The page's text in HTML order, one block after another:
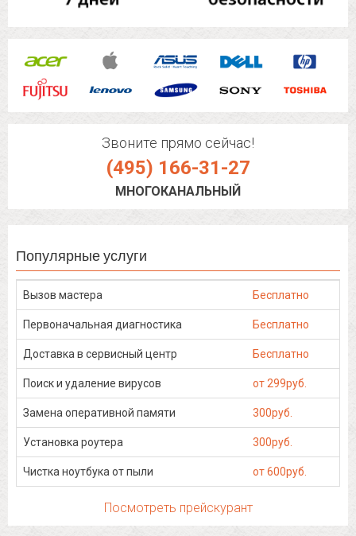
Звоните прямо сейчас!
(495) 166-31-27
МНОГОКАНАЛЬНЫЙ
Популярные услуги
Вызов мастера Бесплатно
Первоначальная диагностика Бесплатно
Доставка в сервисный центр Бесплатно
Поиск и удаление вирусов от 299руб.
Замена оперативной памяти 300руб.
Установка роутера 300руб.
Чистка ноутбука от пыли от 600руб.
Посмотреть прейскурант